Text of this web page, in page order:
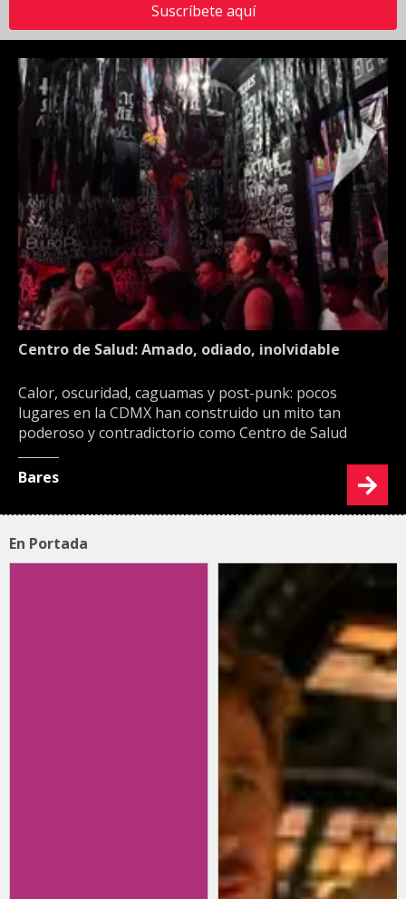
Suscríbete aquí
Centro de Salud: Amado, odiado, inolvidable
Calor, oscuridad, caguamas y post-punk: pocos
lugares en la CDMX han construido un mito tan
poderoso y contradictorio como Centro de Salud
Bares
En Portada